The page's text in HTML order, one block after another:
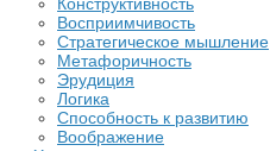
Восприимчивость
Стратегическое мышление
Метафоричность
Эрудиция
Логика
Способность к развитию
Воображение